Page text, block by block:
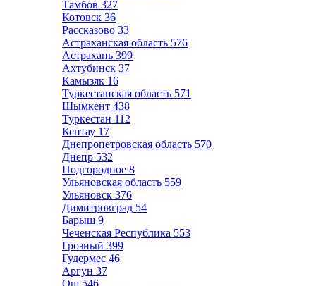
Тамбов 327
Котовск 36
Рассказово 33
Астраханская область 576
Астрахань 399
Ахтубинск 37
Камызяк 16
Туркестанская область 571
Шымкент 438
Туркестан 112
Кентау 17
Днепропетровская область 570
Днепр 532
Подгородное 8
Ульяновская область 559
Ульяновск 376
Димитровград 54
Барыш 9
Чеченская Республика 553
Грозный 399
Гудермес 46
Аргун 37
Ош 546